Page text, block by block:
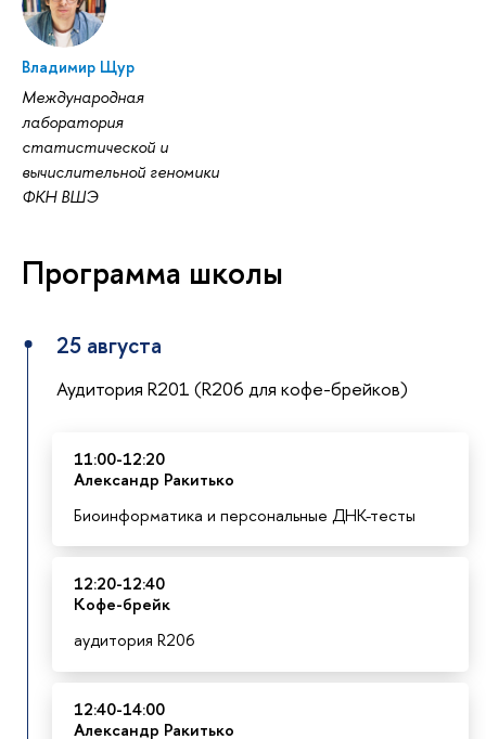
Владимир Щур
Международная
лаборатория
статистической и
вычислительной геномики
ФКН ВШЭ
Программа школы
25 августа
Аудитория R201 (R206 для кофе-брейков)
11:00-12:20
Александр Ракитько
Биоинформатика и персональные ДНК-тесты
12:20-12:40
Кофе-брейк
аудитория R206
12:40-14:00
Александр Ракитько